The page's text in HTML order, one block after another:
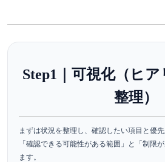
Step1｜可視化（ヒ
整理）
まずは状況を整理し、確認したい項目と優先
「確認できる可能性がある範囲」と「制限
ます。